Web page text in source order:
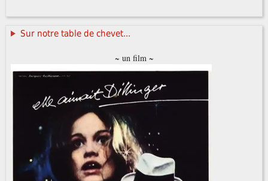
Sur notre table de chevet...
~ un film ~